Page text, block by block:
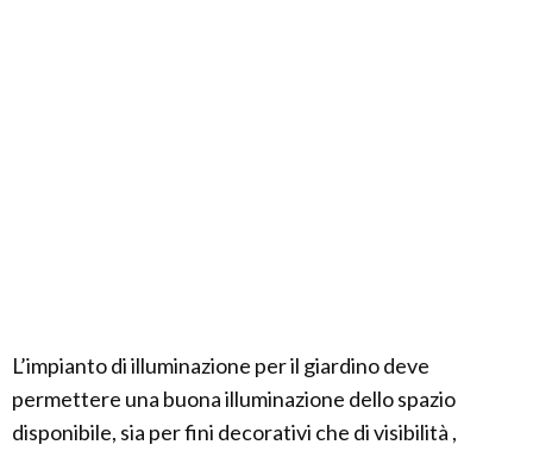
L’impianto di illuminazione per il giardino deve
permettere una buona illuminazione dello spazio
disponibile, sia per fini decorativi che di visibilità ,